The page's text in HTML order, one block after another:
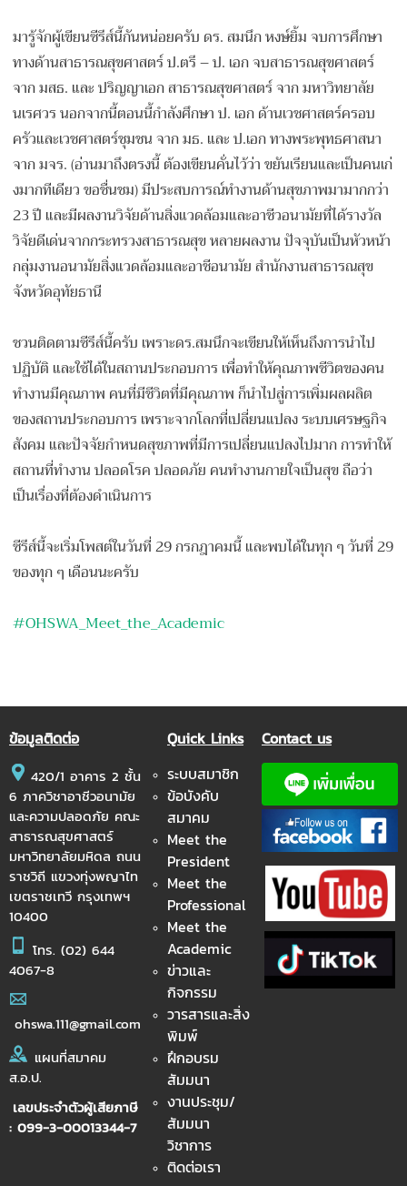
มารู้จักผู้เขียนซีรีส์นี้กันหน่อยครับ ดร. สมนึก หงษ์ยิ้ม จบการศึกษา
ทางด้านสาธารณสุขศาสตร์ ป.ตรี – ป. เอก จบสาธารณสุขศาสตร์
จาก มสธ. และ ปริญญาเอก สาธารณสุขศาสตร์ จาก มหาวิทยาลัย
นเรศวร นอกจากนี้ตอนนี้กำลังศึกษา ป. เอก ด้านเวชศาสตร์ครอบ
ครัวและเวชศาสตร์ชุมชน จาก มธ. และ ป.เอก ทางพระพุทธศาสนา
จาก มจร. (อ่านมาถึงตรงนี้ ต้องเขียนคั่นไว้ว่า ขยันเรียนและเป็นคนเก่
งมากทีเดียว ขอชื่นชม) มีประสบการณ์ทำงานด้านสุขภาพมามากกว่า
23 ปี และมีผลงานวิจัยด้านสิ่งแวดล้อมและอาชีวอนามัยที่ได้รางวัล
วิจัยดีเด่นจากกระทรวงสาธารณสุข หลายผลงาน ปัจจุบันเป็นหัวหน้า
กลุ่มงานอนามัยสิ่งแวดล้อมและอาชีอนามัย สำนักงานสาธารณสุข
จังหวัดอุทัยธานี
ชวนติดตามซีรีส์นี้ครับ เพราะดร.สมนึกจะเขียนให้เห็นถึงการนำไป
ปฏิบัติ และใช้ได้ในสถานประกอบการ เพื่อทำให้คุณภาพชีวิตของคน
ทำงานมีคุณภาพ คนที่มีชีวิตที่มีคุณภาพ ก็นำไปสู่การเพิ่มผลผลิต
ของสถานประกอบการ เพราะจากโลกที่เปลี่ยนแปลง ระบบเศรษฐกิจ
สังคม และปัจจัยกำหนดสุขภาพที่มีการเปลี่ยนแปลงไปมาก การทำให้
สถานที่ทำงาน ปลอดโรค ปลอดภัย คนทำงานกายใจเป็นสุข ถือว่า
เป็นเรื่องที่ต้องดำเนินการ
ซีรีส์นี้จะเริ่มโพสต์ในวันที่ 29 กรกฎาคมนี้ และพบได้ในทุก ๆ วันที่ 29
ของทุก ๆ เดือนนะครับ
#OHSWA_Meet_the_Academic
ข้อมูลติดต่อ
420/1 อาคาร 2 ชั้น
6 ภาควิชาอาชีวอนามัย
และความปลอดภัย คณะ
สาธารณสุขศาสตร์
มหาวิทยาลัยมหิดล ถนน
ราชวิถี แขวงทุ่งพญาไท
เขตราชเทวี กรุงเทพฯ
10400
โทร. (02) 644
4067-8
ohswa.111@gmail.com
แผนที่สมาคม
ส.อ.ป.
เลขประจำตัวผู้เสียภาษี
: 099-3-00013344-7
Quick Links
ระบบสมาชิก
ข้อบังคับ
สมาคม
Meet the
President
Meet the
Professional
Meet the
Academic
ข่าวและ
กิจกรรม
วารสารและสิ่ง
พิมพ์
ฝึกอบรม
สัมมนา
งานประชุม/
สัมมนา
วิชาการ
ติดต่อเรา
Contact us